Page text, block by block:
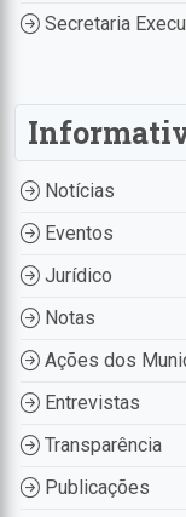
Secretaria
Notícias
Eventos
Jurídico
Notas
Ações dos
Entrevistas
Transparência
Publicações